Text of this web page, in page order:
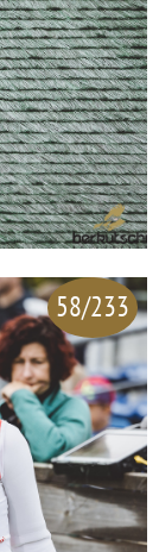
58/233